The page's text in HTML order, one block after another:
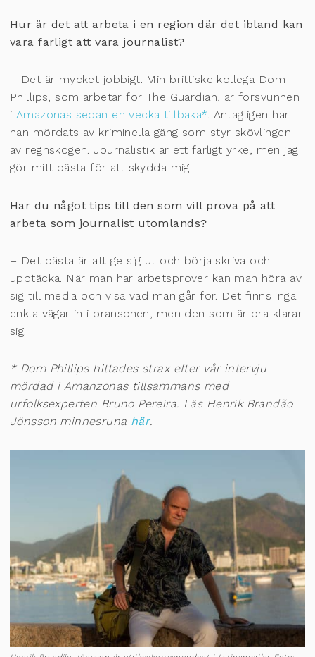
Hur är det att arbeta i en region där det ibland kan
vara farligt att vara journalist?
– Det är mycket jobbigt. Min brittiske kollega Dom
Phillips, som arbetar för The Guardian, är försvunnen
i Amazonas sedan en vecka tillbaka*. Antagligen har
han mördats av kriminella gäng som styr skövlingen
av regnskogen. Journalistik är ett farligt yrke, men jag
gör mitt bästa för att skydda mig.
Har du något tips till den som vill prova på att
arbeta som journalist utomlands?
– Det bästa är att ge sig ut och börja skriva och
upptäcka. När man har arbetsprover kan man höra av
sig till media och visa vad man går för. Det finns inga
enkla vägar in i branschen, men den som är bra klarar
sig.
* Dom Phillips hittades strax efter vår intervju
mördad i Amanzonas tillsammans med
urfolksexperten Bruno Pereira. Läs Henrik Brandão
Jönsson minnesruna här.